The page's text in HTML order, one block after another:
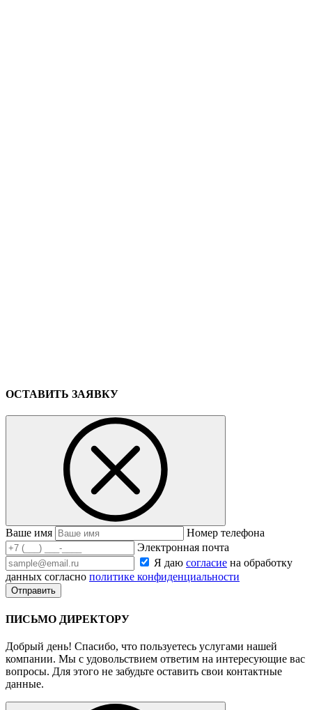
ОСТАВИТЬ ЗАЯВКУ
Ваше имя
Номер телефона
Электронная почта
Я даю согласие на обработку
данных согласно политике конфиденциальности
ПИСЬМО ДИРЕКТОРУ
Добрый день! Спасибо, что пользуетесь услугами нашей
компании. Мы с удовольствием ответим на интересующие вас
вопросы. Для этого не забудьте оставить свои контактные
данные.